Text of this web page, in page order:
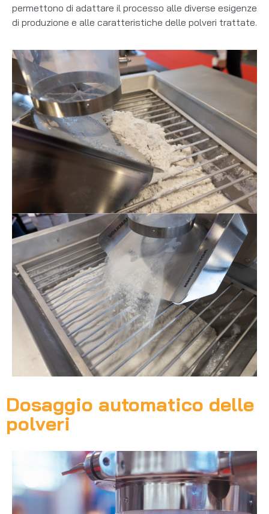
permettono di adattare il processo alle diverse esigenze
di produzione e alle caratteristiche delle polveri trattate.
Dosaggio automatico delle
polveri